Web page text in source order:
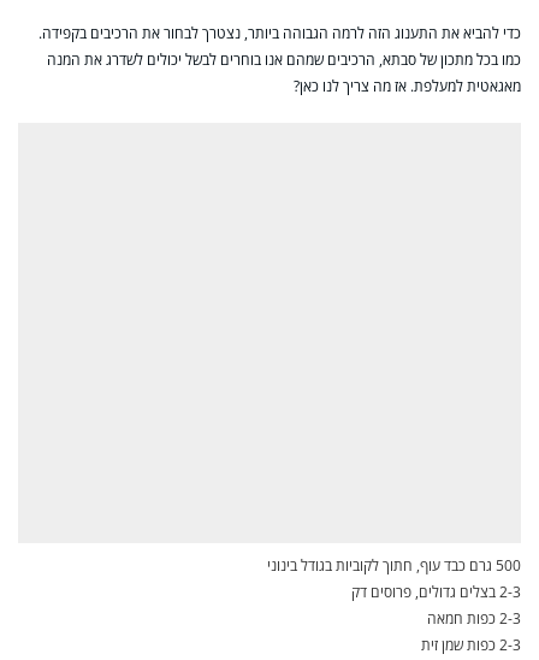
כדי להביא את התענוג הזה לרמה הגבוהה ביותר, נצטרך לבחור את הרכיבים בקפידה.
כמו בכל מתכון של סבתא, הרכיבים שמהם אנו בוחרים לבשל יכולים לשדרג את המנה
מאגאטית למעלפת. אז מה צריך לנו כאן?
500 גרם כבד עוף, חתוך לקוביות בגודל בינוני
2-3 בצלים גדולים, פרוסים דק
2-3 כפות חמאה
2-3 כפות שמן זית